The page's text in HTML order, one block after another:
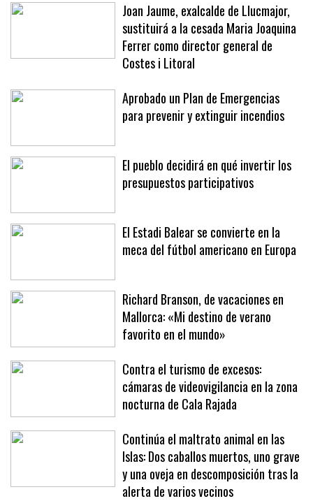
Joan Jaume, exalcalde de Llucmajor,
sustituirá a la cesada Maria Joaquina
Ferrer como director general de
Costes i Litoral
Aprobado un Plan de Emergencias
para prevenir y extinguir incendios
El pueblo decidirá en qué invertir los
presupuestos participativos
El Estadi Balear se convierte en la
meca del fútbol americano en Europa
Richard Branson, de vacaciones en
Mallorca: «Mi destino de verano
favorito en el mundo»
Contra el turismo de excesos:
cámaras de videovigilancia en la zona
nocturna de Cala Rajada
Continúa el maltrato animal en las
Islas: Dos caballos muertos, uno grave
y una oveja en descomposición tras la
alerta de varios vecinos